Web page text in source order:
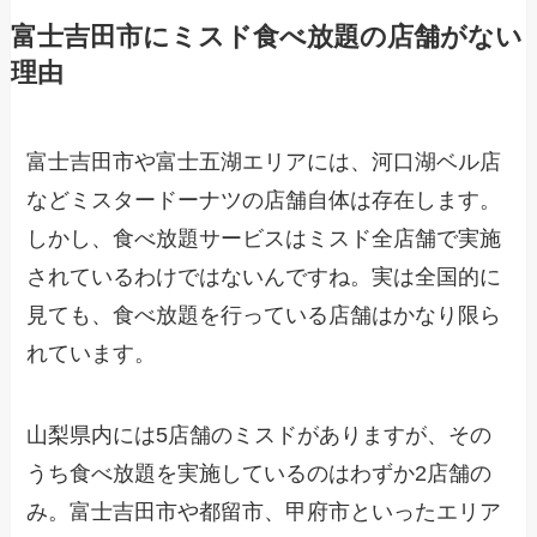
富士吉田市にミスド食べ放題の店舗がない
理由
富士吉田市や富士五湖エリアには、河口湖ベル店
などミスタードーナツの店舗自体は存在します。
しかし、食べ放題サービスはミスド全店舗で実施
されているわけではないんですね。実は全国的に
見ても、食べ放題を行っている店舗はかなり限ら
れています。
山梨県内には5店舗のミスドがありますが、その
うち食べ放題を実施しているのはわずか2店舗の
み。富士吉田市や都留市、甲府市といったエリア